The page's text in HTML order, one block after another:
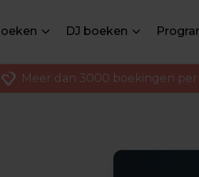
DJ boeken
Meer dan 3000 boekingen per